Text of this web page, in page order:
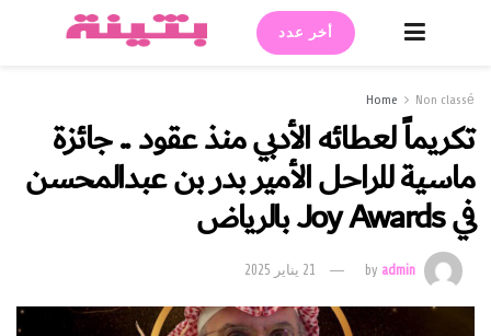
أخر عدد
Home Non classé
تكريماً لعطائه الأدبي منذ عقود .. جائزة
ماسية للراحل الأمير بدر بن عبدالمحسن
في Joy Awards بالرياض
byadmin 21 يناير 2025